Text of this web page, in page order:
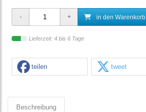
in den Warenkorb
Lieferzeit: 4 bis 6 Tage
teilen tweet
Beschreibung